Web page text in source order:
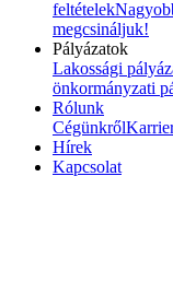
feltételek
megcsináljuk!
Pályázatok
Lakossági
önkormányzati
Rólunk
Cégünkről
Hírek
Kapcsolat